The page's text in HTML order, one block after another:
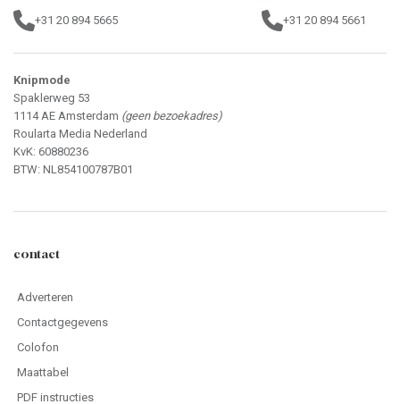
+31 20 894 5665 +31 20 894 5661
Knipmode
Spaklerweg 53
1114 AE Amsterdam (geen bezoekadres)
Roularta Media Nederland
KvK: 60880236
BTW: NL854100787B01
contact
Adverteren
Contactgegevens
Colofon
Maattabel
PDF instructies